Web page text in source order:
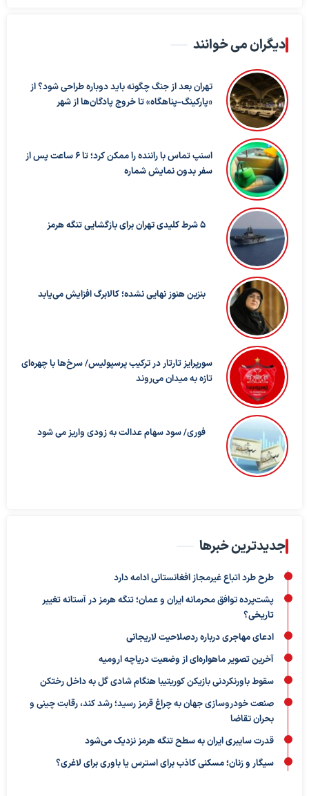
دیگران می خوانند
تهران بعد از جنگ چگونه باید دوباره طراحی شود؟ از
«پارکینگ-پناهگاه» تا خروج پادگان‌ها از شهر
اسنپ تماس با راننده را ممکن کرد؛ تا ۶ ساعت پس از
سفر بدون نمایش شماره
5 شرط کلیدی تهران برای بازگشایی تنگه هرمز
بنزین هنوز نهایی نشده؛ کالابرگ افزایش می‌یابد
سورپرایز تارتار در ترکیب پرسپولیس/ سرخ‌ها با چهره‌ای
تازه به میدان می‌روند
فوری/ سود سهام عدالت به زودی واریز می شود
جدیدترین خبرها
طرح طرد اتباع غیرمجاز افغانستانی ادامه دارد
پشت‌پرده توافق محرمانه ایران و عمان؛ تنگه هرمز در آستانه تغییر
تاریخی؟
ادعای مهاجری درباره ردصلاحیت لاریجانی
آخرین تصویر ماهواره‌ای از وضعیت دریاچه ارومیه
سقوط باورنکردنی بازیکن کوریتیبا هنگام شادی گل به داخل رختکن
صنعت خودروسازی جهان به چراغ قرمز رسید؛ رشد کند، رقابت چینی و
بحران تقاضا
قدرت سایبری ایران به سطح تنگه هرمز نزدیک می‌شود
سیگار و زنان؛ مسکنی کاذب برای استرس یا باوری برای لاغری؟